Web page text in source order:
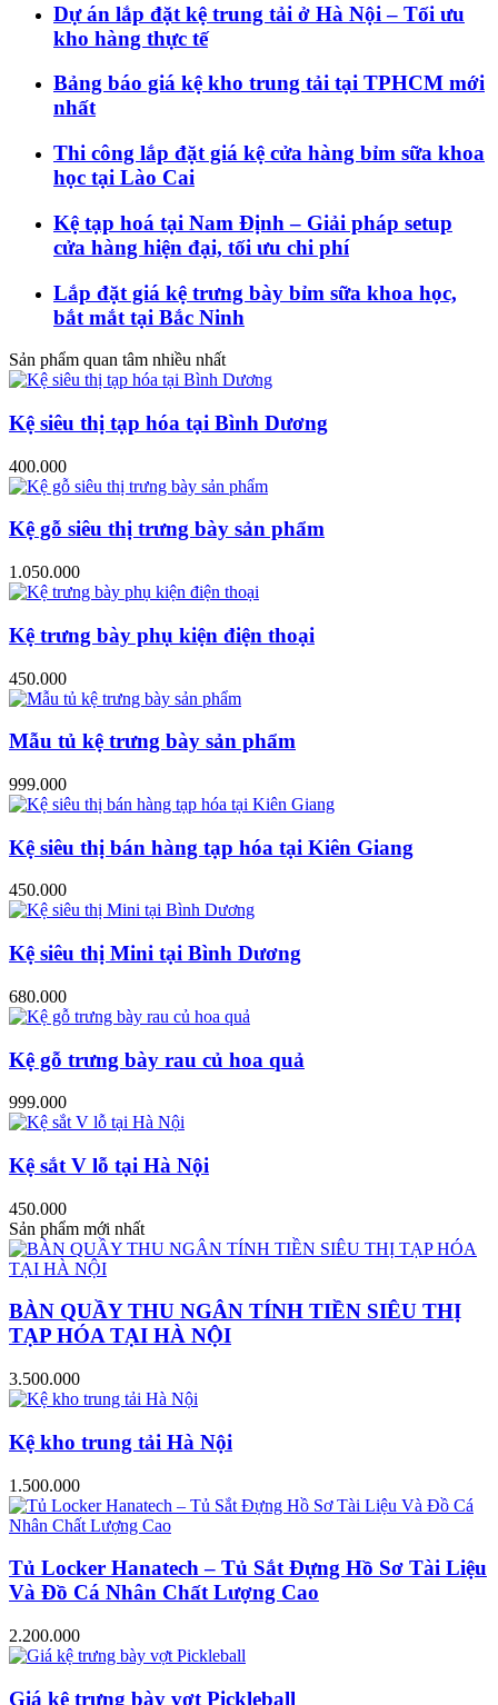
Dự án lắp đặt kệ trung tải ở Hà Nội – Tối ưu
kho hàng thực tế
Bảng báo giá kệ kho trung tải tại TPHCM mới
nhất
Thi công lắp đặt giá kệ cửa hàng bỉm sữa khoa
học tại Lào Cai
Kệ tạp hoá tại Nam Định – Giải pháp setup
cửa hàng hiện đại, tối ưu chi phí
Lắp đặt giá kệ trưng bày bỉm sữa khoa học,
bắt mắt tại Bắc Ninh
Sản phẩm quan tâm nhiều nhất
Kệ siêu thị tạp hóa tại Bình Dương
400.000
Kệ gỗ siêu thị trưng bày sản phẩm
1.050.000
Kệ trưng bày phụ kiện điện thoại
450.000
Mẫu tủ kệ trưng bày sản phẩm
999.000
Kệ siêu thị bán hàng tạp hóa tại Kiên Giang
450.000
Kệ siêu thị Mini tại Bình Dương
680.000
Kệ gỗ trưng bày rau củ hoa quả
999.000
Kệ sắt V lỗ tại Hà Nội
450.000
Sản phẩm mới nhất
BÀN QUẦY THU NGÂN TÍNH TIỀN SIÊU THỊ
TẠP HÓA TẠI HÀ NỘI
3.500.000
Kệ kho trung tải Hà Nội
1.500.000
Tủ Locker Hanatech – Tủ Sắt Đựng Hồ Sơ Tài Liệu
Và Đồ Cá Nhân Chất Lượng Cao
2.200.000
Giá kệ trưng bày vợt Pickleball